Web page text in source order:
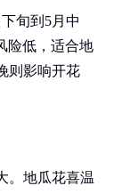
旬到5月中
险低，适合地
则影响开花
。地瓜花喜温